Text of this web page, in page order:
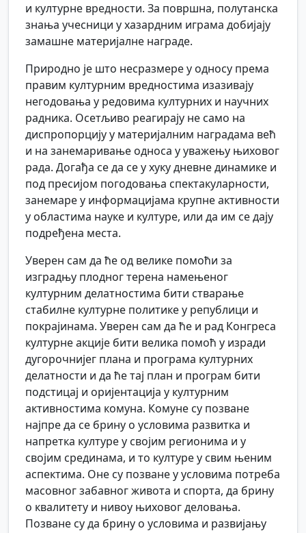
и културне вредности. За површна, полутанска
знања учесници у хазардним играма добијају
замашне материјалне награде.
Природно је што несразмере у односу према
правим културним вредностима изазивају
негодовања у редовима културних и научних
радника. Осетљиво реагирају не само на
диспропорцију у материјалним наградама већ
и на занемаривање односа у уважењу њиховог
рада. Догађа се да се у хуку дневне динамике и
под пресијом погодовања спектакуларности,
занемаре у информацијама крупне активности
у областима науке и културе, или да им се дају
подређена места.
Уверен сам да ће од велике помоћи за
изградњу плодног терена намењеног
културним делатностима бити стварање
стабилне културне политике у републици и
покрајинама. Уверен сам да ће и рад Конгреса
културне акције бити велика помоћ у изради
дугорочнијег плана и програма културних
делатности и да ће тај план и програм бити
подстицај и оријентација у културним
активностима комуна. Комуне су позване
најпре да се брину о условима развитка и
напретка културе у својим регионима и у
својим срединама, и то културе у свим њеним
аспектима. Оне су позване у условима потреба
масовног забавног живота и спорта, да брину
о квалитету и нивоу њиховог деловања.
Позване су да брину о условима и развијању